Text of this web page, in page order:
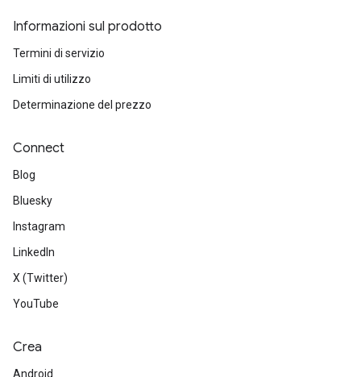
Informazioni sul prodotto
Termini di servizio
Limiti di utilizzo
Determinazione del prezzo
Connect
Blog
Bluesky
Instagram
LinkedIn
X (Twitter)
YouTube
Crea
Android